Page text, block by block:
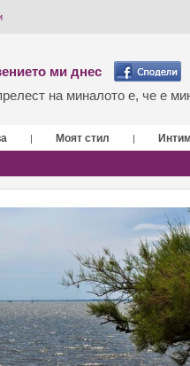
ми днес
на миналото е, че е
| Моят стил |